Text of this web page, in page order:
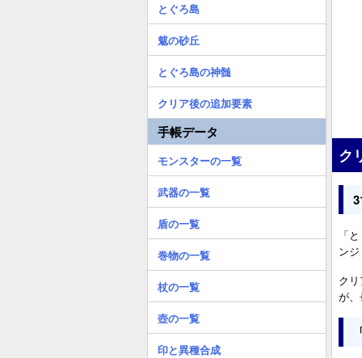
ク
「
ン
ク
が
とぐろ島
魃の砂丘
とぐろ島の神髄
クリア後の追加要素
手帳データ
モンスターの一覧
武器の一覧
盾の一覧
巻物の一覧
杖の一覧
壺の一覧
印と異種合成